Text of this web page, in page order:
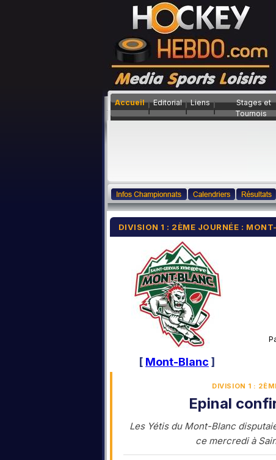
Accueil Editorial Liens
Stages et
Tournois
DIVISION 1 : 2ÈME JOURNÉE :
[ Mont-Blanc ]
DIVISION 1 :
Epinal
Les Yétis du Mont-Blanc
ce mercredi à